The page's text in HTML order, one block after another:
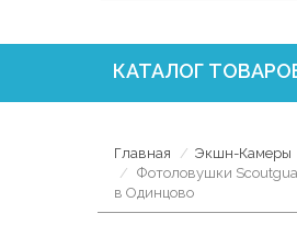
Главная
Экшн-Камеры
Фотоловушки
в Одинцово